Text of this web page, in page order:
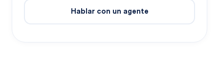
Hablar con un agente